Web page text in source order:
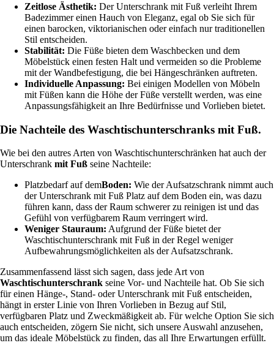
Zeitlose Ästhetik: Der Unterschrank mit Fuß verleiht Ihrem
Badezimmer einen Hauch von Eleganz, egal ob Sie sich für
einen barocken, viktorianischen oder einfach nur traditionellen
Stil entscheiden.
Stabilität: Die Füße bieten dem Waschbecken und dem
Möbelstück einen festen Halt und vermeiden so die Probleme
mit der Wandbefestigung, die bei Hängeschränken auftreten.
Individuelle Anpassung: Bei einigen Modellen von Möbeln
mit Füßen kann die Höhe der Füße verstellt werden, was eine
Anpassungsfähigkeit an Ihre Bedürfnisse und Vorlieben bietet.
Die Nachteile des Waschtischunterschranks mit Fuß.
Wie bei den autres Arten von Waschtischunterschränken hat auch der
Unterschrank mit Fuß seine Nachteile:
Platzbedarf auf demBoden: Wie der Aufsatzschrank nimmt auch
der Unterschrank mit Fuß Platz auf dem Boden ein, was dazu
führen kann, dass der Raum schwerer zu reinigen ist und das
Gefühl von verfügbarem Raum verringert wird.
Weniger Stauraum: Aufgrund der Füße bietet der
Waschtischunterschrank mit Fuß in der Regel weniger
Aufbewahrungsmöglichkeiten als der Aufsatzschrank.
Zusammenfassend lässt sich sagen, dass jede Art von
Waschtischunterschrank seine Vor- und Nachteile hat. Ob Sie sich
für einen Hänge-, Stand- oder Unterschrank mit Fuß entscheiden,
hängt in erster Linie von Ihren Vorlieben in Bezug auf Stil,
verfügbaren Platz und Zweckmäßigkeit ab. Für welche Option Sie sich
auch entscheiden, zögern Sie nicht, sich unsere Auswahl anzusehen,
um das ideale Möbelstück zu finden, das all Ihre Erwartungen erfüllt.